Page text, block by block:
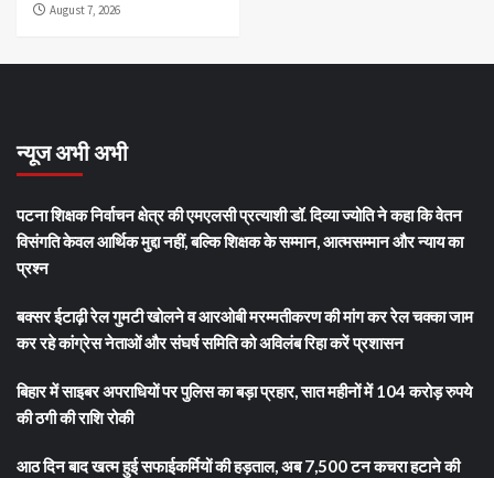
August 7, 2026
न्यूज अभी अभी
पटना शिक्षक निर्वाचन क्षेत्र की एमएलसी प्रत्याशी डॉ. दिव्या ज्योति ने कहा कि वेतन
विसंगति केवल आर्थिक मुद्दा नहीं, बल्कि शिक्षक के सम्मान, आत्मसम्मान और न्याय का
प्रश्न
बक्सर ईटाढ़ी रेल गुमटी खोलने व आरओबी मरम्मतीकरण की मांग कर रेल चक्का जाम
कर रहे कांग्रेस नेताओं और संघर्ष समिति को अविलंब रिहा करें प्रशासन
बिहार में साइबर अपराधियों पर पुलिस का बड़ा प्रहार, सात महीनों में 104 करोड़ रुपये
की ठगी की राशि रोकी
आठ दिन बाद खत्म हुई सफाईकर्मियों की हड़ताल, अब 7,500 टन कचरा हटाने की